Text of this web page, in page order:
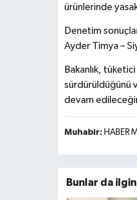
ürünlerinde
Denetim
Ayder Timya –
Bakanlık, tüketici
sürdürüldüğünü
devam
Muhabir: HABER
Bunlar da